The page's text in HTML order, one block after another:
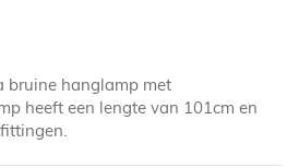
bruine hanglamp met
heeft een lengte van 101cm en